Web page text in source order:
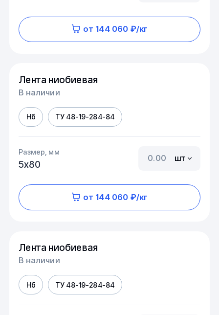
от 144 060 ₽/кг
Лента ниобиевая
В наличии
Нб ТУ 48-19-284-84
Размер, мм
5х80
шт
от 144 060 ₽/кг
Лента ниобиевая
В наличии
Нб ТУ 48-19-284-84